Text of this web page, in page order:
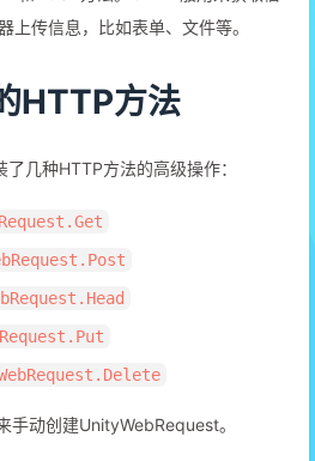
上传信息，比如表单、文件等。
HTTP方法
几种HTTP方法的高级操作：
手动创建UnityWebRequest。